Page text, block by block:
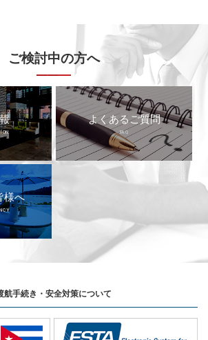
ご検討中の方へ
よくあるご質問
FAQ
様へ
航手続き・安全対策について